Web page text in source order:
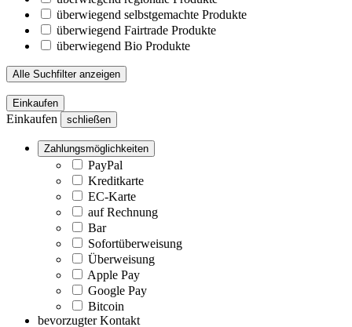
überwiegend selbstgemachte Produkte
überwiegend Fairtrade Produkte
überwiegend Bio Produkte
Alle Suchfilter anzeigen
Einkaufen
Einkaufen schließen
Zahlungsmöglichkeiten
PayPal
Kreditkarte
EC-Karte
auf Rechnung
Bar
Sofortüberweisung
Überweisung
Apple Pay
Google Pay
Bitcoin
bevorzugter Kontakt